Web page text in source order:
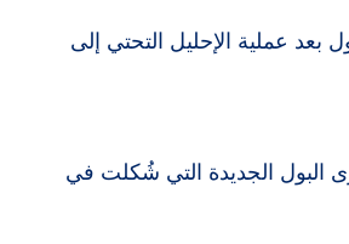
عملية الإحليل التحتي إلى
البول الجديدة التي شُكلت في